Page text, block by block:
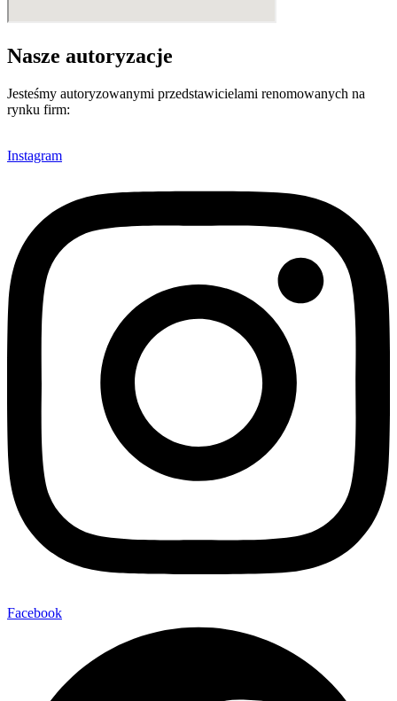
Nasze autoryzacje
Jesteśmy autoryzowanymi przedstawicielami renomowanych na
rynku firm:
Instagram
Facebook